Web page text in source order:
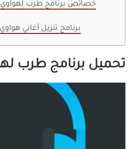
خصائص برنامج طرب لهواوي
برنامج تنزيل أغاني هواوي
تحميل برنامج طرب